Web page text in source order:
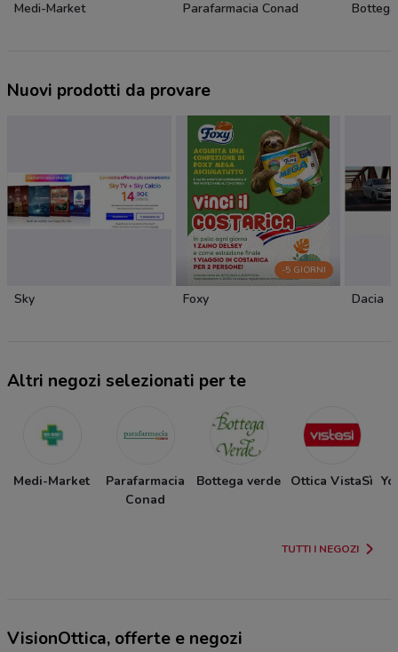
Medi-Market Parafarmacia Conad
Nuovi prodotti da provare
Sky
-5 GIORNI
Foxy Dacia
Altri negozi selezionati per te
Medi-Market
Parafarmacia
Conad
Bottega verde Ottica VistaSì
TUTTI I NEGOZI
VisionOttica, offerte e negozi